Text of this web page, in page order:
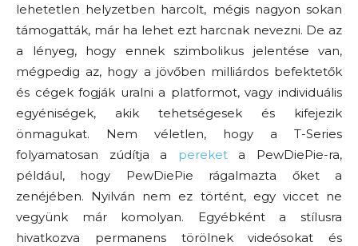
lehetetlen helyzetben harcolt, mégis nagyon sokan
támogatták, már ha lehet ezt harcnak nevezni. De az
a lényeg, hogy ennek szimbolikus jelentése van,
mégpedig az, hogy a jövőben milliárdos befektetők
és cégek fogják uralni a platformot, vagy individuális
egyéniségek, akik tehetségesek és kifejezik
önmagukat. Nem véletlen, hogy a T-Series
folyamatosan zúdítja a pereketa PewDiePie-ra,
például, hogy PewDiePie rágalmazta őket a
zenéjében. Nyilván nem ez történt, egy viccet ne
vegyünk már komolyan. Egyébként a stílusra
hivatkozva permanens törölnek videósokat és